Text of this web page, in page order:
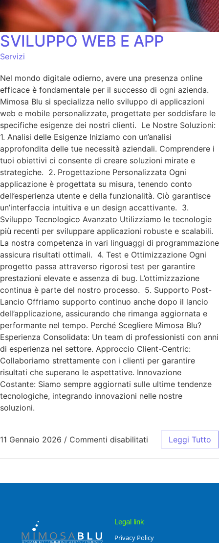
SVILUPPO WEB E APP
Servizi
Nel mondo digitale odierno, avere una presenza online
efficace è fondamentale per il successo di ogni azienda.
Mimosa Blu si specializza nello sviluppo di applicazioni
web e mobile personalizzate, progettate per soddisfare le
specifiche esigenze dei nostri clienti. Le Nostre Soluzioni:
1. Analisi delle Esigenze Iniziamo con un’analisi
approfondita delle tue necessità aziendali. Comprendere i
tuoi obiettivi ci consente di creare soluzioni mirate e
strategiche. 2. Progettazione Personalizzata Ogni
applicazione è progettata su misura, tenendo conto
dell’esperienza utente e della funzionalità. Ciò garantisce
un’interfaccia intuitiva e un design accattivante. 3.
Sviluppo Tecnologico Avanzato Utilizziamo le tecnologie
più recenti per sviluppare applicazioni robuste e scalabili.
La nostra competenza in vari linguaggi di programmazione
assicura risultati ottimali. 4. Test e Ottimizzazione Ogni
progetto passa attraverso rigorosi test per garantire
prestazioni elevate e assenza di bug. L’ottimizzazione
continua è parte del nostro processo. 5. Supporto Post-
Lancio Offriamo supporto continuo anche dopo il lancio
dell’applicazione, assicurando che rimanga aggiornata e
performante nel tempo. Perché Scegliere Mimosa Blu?
Esperienza Consolidata: Un team di professionisti con anni
di esperienza nel settore. Approccio Client-Centric:
Collaboriamo strettamente con i clienti per garantire
risultati che superano le aspettative. Innovazione
Costante: Siamo sempre aggiornati sulle ultime tendenze
tecnologiche, integrando innovazioni nelle nostre
soluzioni.
11 Gennaio 2026 / Commenti disabilitati Leggi Tutto
Legal link
Privacy Policy